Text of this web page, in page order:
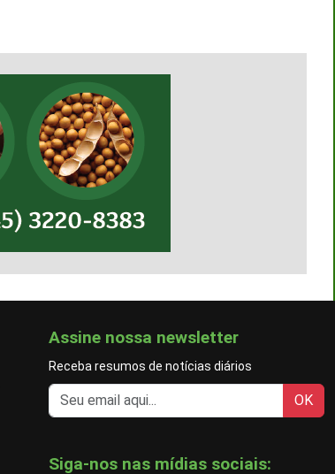
Assine nossa newsletter
Receba resumos de notícias diários
OK
Siga-nos nas mídias sociais: